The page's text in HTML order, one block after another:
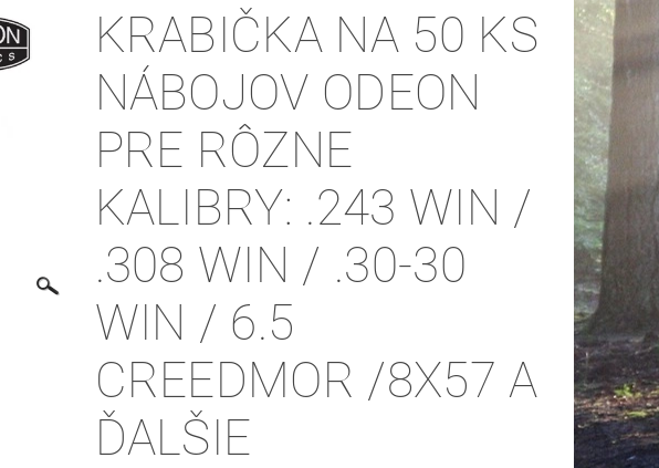
KRABIČKA NA 50 KS
NÁBOJOV ODEON
PRE RÔZNE
KALIBRY: .243 WIN /
.308 WIN / .30-30
WIN / 6.5
CREEDMOR /8X57 A
ĎALŠIE